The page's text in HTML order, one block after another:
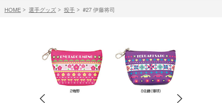
HOME 選手グッズ 投手 #27 伊藤将司